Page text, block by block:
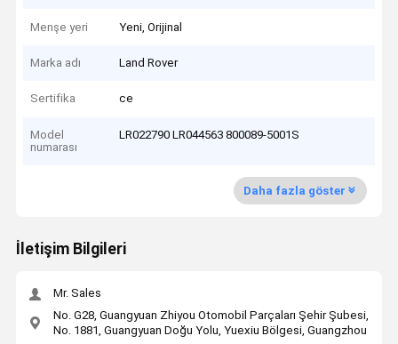
Menşe yeri Yeni, Orijinal
Marka adı Land Rover
Sertifika ce
Model
numarası
LR022790 LR044563 800089-5001S
Daha fazla göster
İletişim Bilgileri
Mr. Sales
No. G28, Guangyuan Zhiyou Otomobil Parçaları Şehir Şubesi,
No. 1881, Guangyuan Doğu Yolu, Yuexiu Bölgesi, Guangzhou